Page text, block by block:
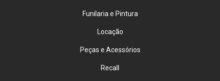
Funilaria e Pintura
Locação
Peças e Acessórios
Recall